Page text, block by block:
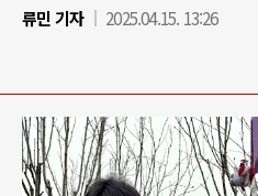
류민 기자
2025.04.15. 13:26